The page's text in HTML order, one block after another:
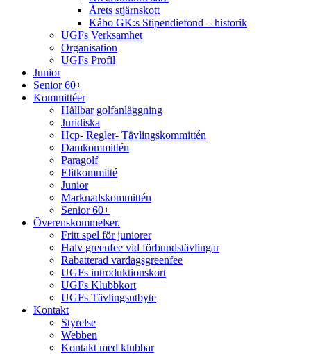
Årets stjärnskott
Kåbo GK:s Stipendiefond – historik
UGFs Verksamhet
Organisation
UGFs Profil
Junior
Senior 60+
Kommittéer
Hållbar golfanläggning
Juridiska
Hcp- Regler- Tävlingskommittén
Damkommittén
Paragolf
Elitkommitté
Junior
Marknadskommittén
Senior 60+
Överenskommelser.
Fritt spel för juniorer
Halv greenfee vid förbundstävlingar
Rabatterad vardagsgreenfee
UGFs introduktionskort
UGFs Klubbkort
UGFs Tävlingsutbyte
Kontakt
Styrelse
Webben
Kontakt med klubbar